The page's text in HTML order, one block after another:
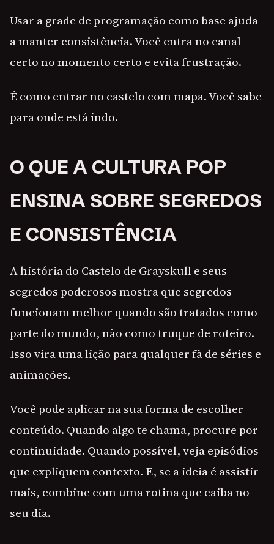
Usar a grade de programação como base ajuda
a manter consistência. Você entra no canal
certo no momento certo e evita frustração.
É como entrar no castelo com mapa. Você sabe
para onde está indo.
O QUE A CULTURA POP
ENSINA SOBRE SEGREDOS
E CONSISTÊNCIA
A história do Castelo de Grayskull e seus
segredos poderosos mostra que segredos
funcionam melhor quando são tratados como
parte do mundo, não como truque de roteiro.
Isso vira uma lição para qualquer fã de séries e
animações.
Você pode aplicar na sua forma de escolher
conteúdo. Quando algo te chama, procure por
continuidade. Quando possível, veja episódios
que expliquem contexto. E, se a ideia é assistir
mais, combine com uma rotina que caiba no
seu dia.